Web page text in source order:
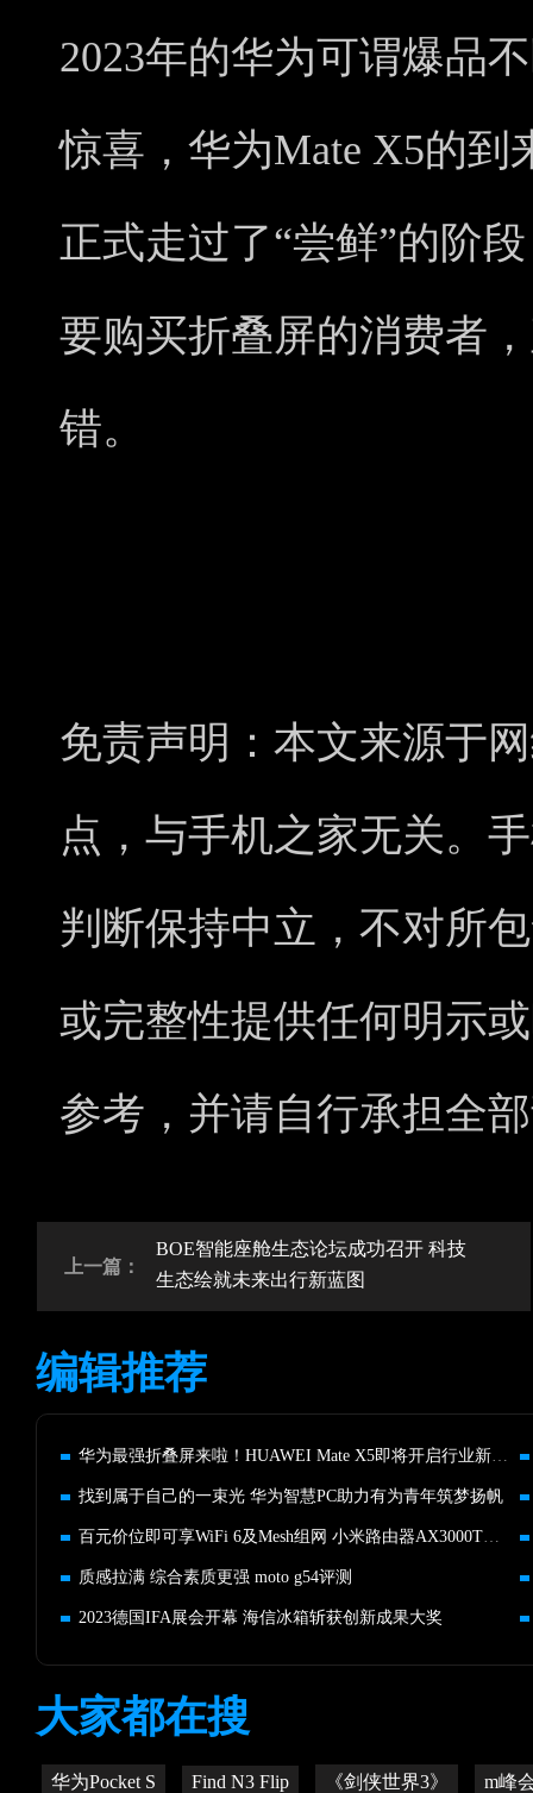
2023年的华为可谓爆品
惊喜，华为Mate X5的
正式走过了“尝鲜”的阶
要购买折叠屏的消费者
错。
免责声明：本文来源于
点，与手机之家无关。
判断保持中立，不对所
或完整性提供任何明示
参考，并请自行承担全
上一篇：
BOE智能座舱生态论坛成功召开 科技
生态绘就未来出行新蓝图
编辑推荐
华为最强折叠屏来啦！HUAWEI Mate X5即将开启行业新格局
找到属于自己的一束光 华为智慧PC助力有为青年筑梦扬帆
百元价位即可享WiFi 6及Mesh组网 小米路由器AX3000T体验
质感拉满 综合素质更强 moto g54评测
2023德国IFA展会开幕 海信冰箱斩获创新成果大奖
大家都在搜
华为Pocket S Find N3 Flip 《剑侠世界3》 m峰